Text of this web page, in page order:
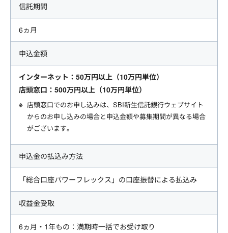
信託期間
6ヵ月
申込金額
インターネット：50万円以上（10万円単位）
店頭窓口：500万円以上（10万円単位）
店頭窓口でのお申し込みは、SBI新生信託銀行ウェブサイト
からのお申し込みの場合と申込金額や募集期間が異なる場合
がございます。
申込金の払込み方法
「総合口座パワーフレックス」の口座振替による払込み
収益金受取
6ヵ月・1年もの：満期時一括でお受け取り